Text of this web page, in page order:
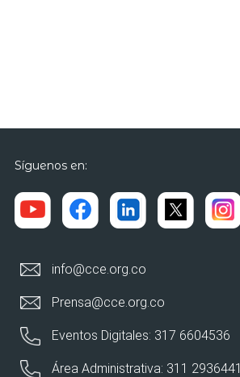
Síguenos en:
info@cce.org.co
Prensa@cce.org.co
Eventos Digitales: 317 6604536
Área Administrativa: 311 2936441